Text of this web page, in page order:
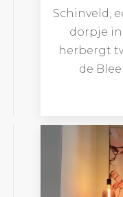
Schinveld,
dorpje
herbergt
de